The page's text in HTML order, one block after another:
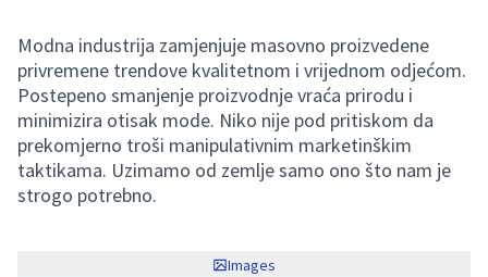
Modna industrija zamjenjuje masovno proizvedene
privremene trendove kvalitetnom i vrijednom odjećom.
Postepeno smanjenje proizvodnje vraća prirodu i
minimizira otisak mode. Niko nije pod pritiskom da
prekomjerno troši manipulativnim marketinškim
taktikama. Uzimamo od zemlje samo ono što nam je
strogo potrebno.
Images